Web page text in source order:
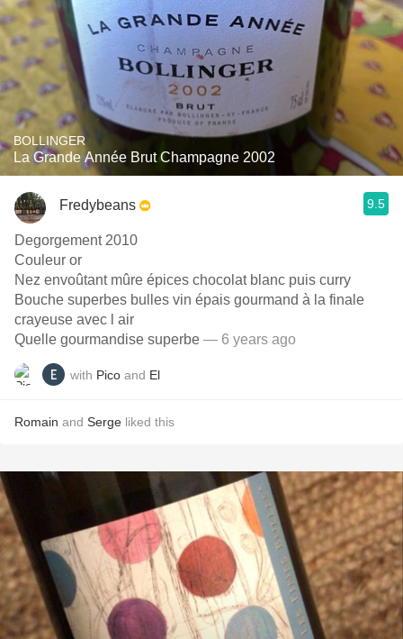
BOLLINGER
La Grande Année Brut Champagne 2002
Fredybeans 9.5
Degorgement 2010
Couleur or
Nez envoûtant mûre épices chocolat blanc puis curry
Bouche superbes bulles vin épais gourmand à la finale
crayeuse avec l air
Quelle gourmandise superbe — 6 years ago
with Pico and El
Romain and Serge liked this